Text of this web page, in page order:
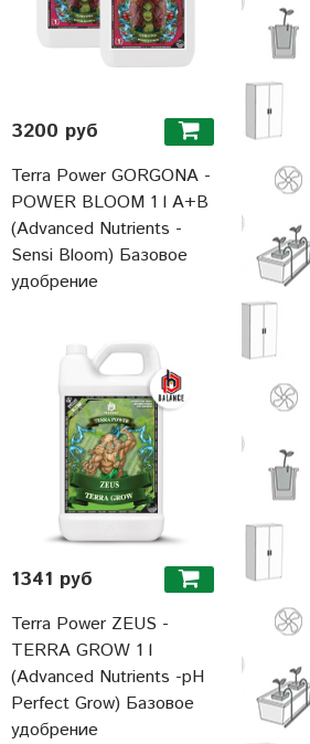
3200 руб
Terra Power GORGONA -
POWER BLOOM 1 l A+B
(Advanced Nutrients -
Sensi Bloom) Базовое
удобрение
1341 руб
Terra Power ZEUS -
TERRA GROW 1 l
(Advanced Nutrients -pH
Perfect Grow) Базовое
удобрение